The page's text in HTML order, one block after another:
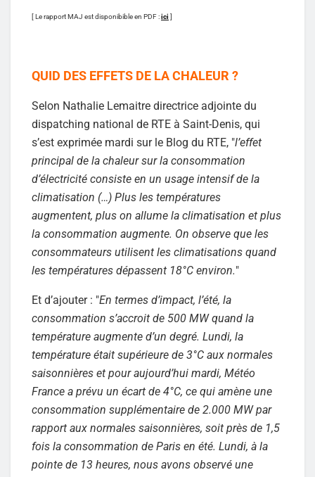
[ Le rapport MAJ est disponibible en PDF :ici ]
QUID DES EFFETS DE LA CHALEUR ?
Selon Nathalie Lemaitre directrice adjointe du
dispatching national de RTE à Saint-Denis, qui
s’est exprimée mardi sur le Blog du RTE, "l’effet
principal de la chaleur sur la consommation
d’électricité consiste en un usage intensif de la
climatisation (…) Plus les températures
augmentent, plus on allume la climatisation et plus
la consommation augmente. On observe que les
consommateurs utilisent les climatisations quand
les températures dépassent 18°C environ."
Et d’ajouter : "En termes d’impact, l’été, la
consommation s’accroit de 500 MW quand la
température augmente d’un degré. Lundi, la
température était supérieure de 3°C aux normales
saisonnières et pour aujourd’hui mardi, Météo
France a prévu un écart de 4°C, ce qui amène une
consommation supplémentaire de 2.000 MW par
rapport aux normales saisonnières, soit près de 1,5
fois la consommation de Paris en été. Lundi, à la
pointe de 13 heures, nous avons observé une